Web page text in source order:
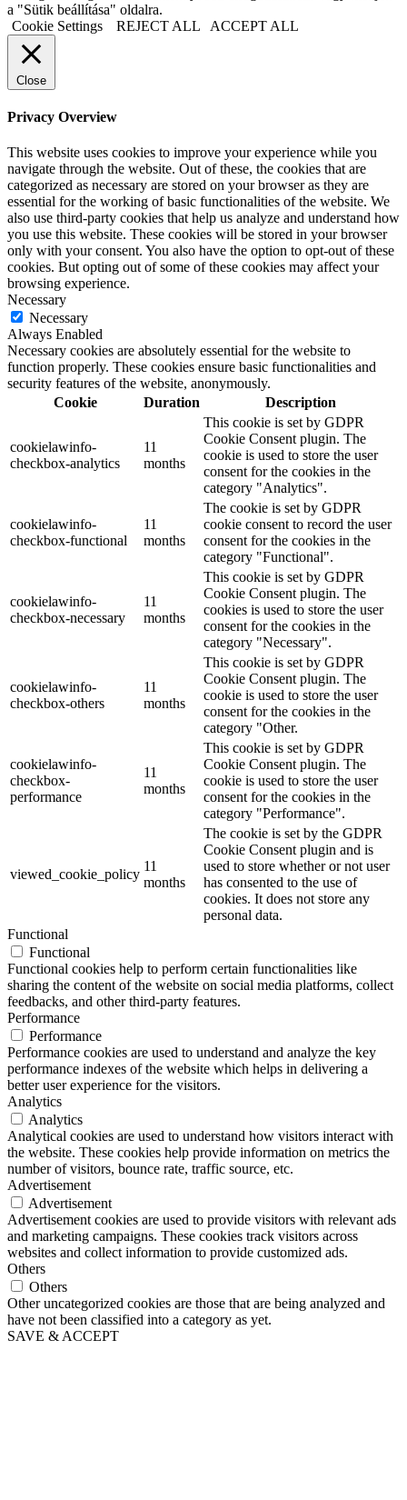
a "Sütik beállítása" oldalra.
Cookie Settings
REJECT ALL ACCEPT ALL
Close
Privacy Overview
This website uses cookies to improve your experience while you
navigate through the website. Out of these, the cookies that are
categorized as necessary are stored on your browser as they are
essential for the working of basic functionalities of the website. We
also use third-party cookies that help us analyze and understand how
you use this website. These cookies will be stored in your browser
only with your consent. You also have the option to opt-out of these
cookies. But opting out of some of these cookies may affect your
browsing experience.
Necessary
Necessary
Always Enabled
Necessary cookies are absolutely essential for the website to
function properly. These cookies ensure basic functionalities and
security features of the website, anonymously.
Cookie
Duration Description
cookielawinfo-
checkbox-analytics
11
months
This cookie is set by GDPR
Cookie Consent plugin. The
cookie is used to store the user
consent for the cookies in the
category "Analytics".
cookielawinfo-
checkbox-functional
11
months
The cookie is set by GDPR
cookie consent to record the user
consent for the cookies in the
category "Functional".
cookielawinfo-
checkbox-necessary
11
months
This cookie is set by GDPR
Cookie Consent plugin. The
cookies is used to store the user
consent for the cookies in the
category "Necessary".
cookielawinfo-
checkbox-others
11
months
This cookie is set by GDPR
Cookie Consent plugin. The
cookie is used to store the user
consent for the cookies in the
category "Other.
cookielawinfo-
checkbox-
performance
11
months
This cookie is set by GDPR
Cookie Consent plugin. The
cookie is used to store the user
consent for the cookies in the
category "Performance".
viewed_cookie_policy
11
months
The cookie is set by the GDPR
Cookie Consent plugin and is
used to store whether or not user
has consented to the use of
cookies. It does not store any
personal data.
Functional
Functional
Functional cookies help to perform certain functionalities like
sharing the content of the website on social media platforms, collect
feedbacks, and other third-party features.
Performance
Performance
Performance cookies are used to understand and analyze the key
performance indexes of the website which helps in delivering a
better user experience for the visitors.
Analytics
Analytics
Analytical cookies are used to understand how visitors interact with
the website. These cookies help provide information on metrics the
number of visitors, bounce rate, traffic source, etc.
Advertisement
Advertisement
Advertisement cookies are used to provide visitors with relevant ads
and marketing campaigns. These cookies track visitors across
websites and collect information to provide customized ads.
Others
Others
Other uncategorized cookies are those that are being analyzed and
have not been classified into a category as yet.
SAVE & ACCEPT